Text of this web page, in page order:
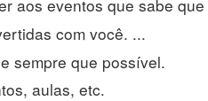
aos eventos que sabe que
com você. ...
sempre que possível.
aulas, etc.